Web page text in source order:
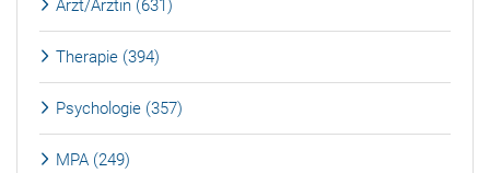
Arzt/Ärztin (631)
Therapie (394)
Psychologie (357)
MPA (249)